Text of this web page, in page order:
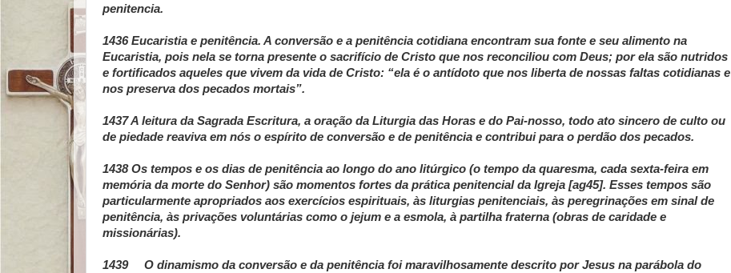
penitencia.
1436 Eucaristia e penitência. A conversão e a penitência cotidiana encontram sua fonte e seu alimento na
Eucaristia, pois nela se torna presente o sacrifício de Cristo que nos reconciliou com Deus; por ela são nutridos
e fortificados aqueles que vivem da vida de Cristo: “ela é o antídoto que nos liberta de nossas faltas cotidianas e
nos preserva dos pecados mortais”.
1437 A leitura da Sagrada Escritura, a oração da Liturgia das Horas e do Pai-nosso, todo ato sincero de culto ou
de piedade reaviva em nós o espírito de conversão e de penitência e contribui para o perdão dos pecados.
1438 Os tempos e os dias de penitência ao longo do ano litúrgico (o tempo da quaresma, cada sexta-feira em
memória da morte do Senhor) são momentos fortes da prática penitencial da Igreja [ag45]. Esses tempos são
particularmente apropriados aos exercícios espirituais, às liturgias penitenciais, às peregrinações em sinal de
penitência, às privações voluntárias como o jejum e a esmola, à partilha fraterna (obras de caridade e
missionárias).
1439 O dinamismo da conversão e da penitência foi maravilhosamente descrito porJesus na parábola do